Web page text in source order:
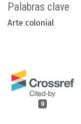
Palabras clave
Arte colonial
0